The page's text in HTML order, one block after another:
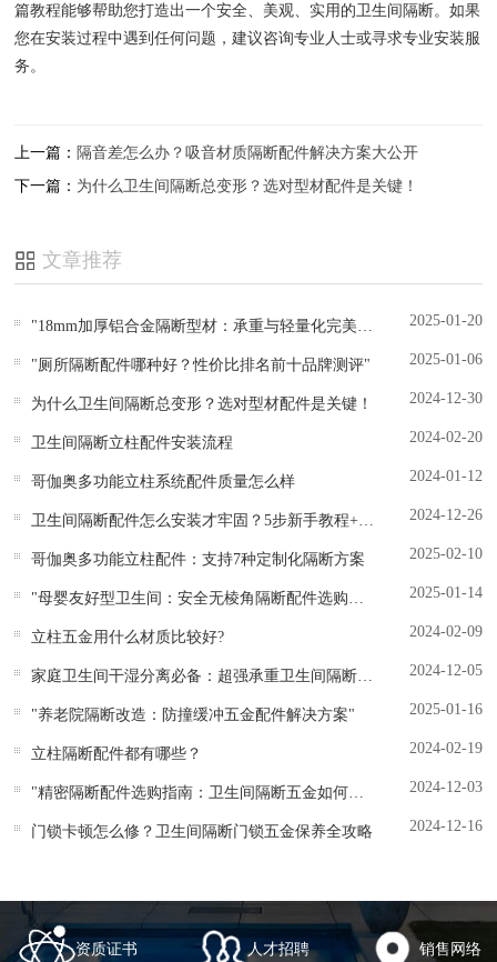
篇教程能够帮助您打造出一个安全、美观、实用的卫生间隔断。如果
您在安装过程中遇到任何问题，建议咨询专业人士或寻求专业安装服
务。
上一篇： 隔音差怎么办？吸音材质隔断配件解决方案大公开
下一篇： 为什么卫生间隔断总变形？选对型材配件是关键！
文章推荐
2025-01-20
"厕所隔断配件哪种好？性价比排名前十品牌测评" 2025-01-06
为什么卫生间隔断总变形？选对型材配件是关键！ 2024-12-30
卫生间隔断立柱配件安装流程 2024-02-20
哥伽奥多功能立柱系统配件质量怎么样 2024-01-12
2024-12-26
哥伽奥多功能立柱配件：支持7种定制化隔断方案 2025-02-10
2025-01-14
立柱五金用什么材质比较好? 2024-02-09
2024-12-05
"养老院隔断改造：防撞缓冲五金配件解决方案" 2025-01-16
立柱隔断配件都有哪些？ 2024-02-19
2024-12-03
门锁卡顿怎么修？卫生间隔断门锁五金保养全攻略 2024-12-16
资质证书 人才招聘 销售网络